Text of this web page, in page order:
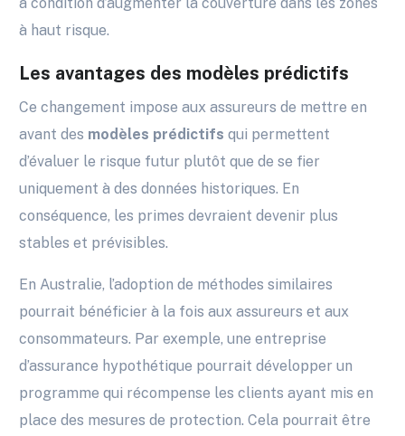
à condition d’augmenter la couverture dans les zones
à haut risque.
Les avantages des modèles prédictifs
Ce changement impose aux assureurs de mettre en
avant des modèles prédictifs qui permettent
d’évaluer le risque futur plutôt que de se fier
uniquement à des données historiques. En
conséquence, les primes devraient devenir plus
stables et prévisibles.
En Australie, l’adoption de méthodes similaires
pourrait bénéficier à la fois aux assureurs et aux
consommateurs. Par exemple, une entreprise
d’assurance hypothétique pourrait développer un
programme qui récompense les clients ayant mis en
place des mesures de protection. Cela pourrait être